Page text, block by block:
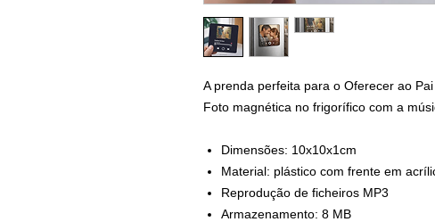
A prenda perfeita para o Oferecer ao Pai
Foto magnética no frigorífico com a
Dimensões: 10x10x1cm
Material: plástico com frente em
Reprodução de ficheiros MP3
Armazenamento: 8 MB